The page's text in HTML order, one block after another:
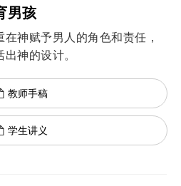
男孩
神赋予男人的角色和责任，
神的设计。
教师手稿
学生讲义